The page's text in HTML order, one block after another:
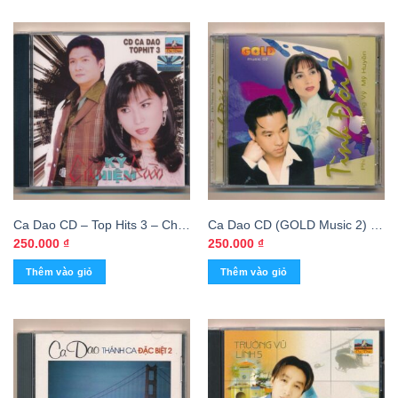
Ca Dao CD – Top Hits 3 – Chút
Kỷ Niệm Buồn (KGDH)
250.000 ₫
Thêm vào giỏ
Ca Dao CD (GOLD Music 2) –
Tình Đời 2 – Phi Nhung – Mỹ
Huyền – Khương Vĩ (KGTUS)
250.000 ₫
Thêm vào giỏ